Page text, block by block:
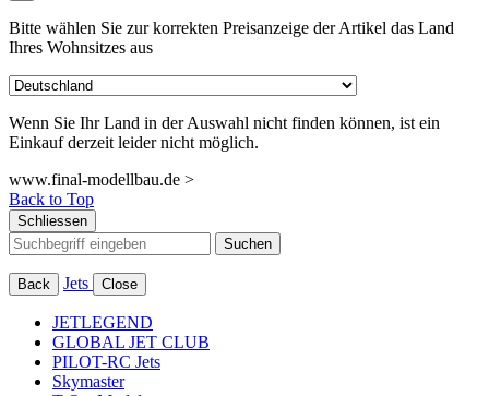
Bitte wählen Sie zur korrekten Preisanzeige der Artikel das Land
Ihres Wohnsitzes aus
Wenn Sie Ihr Land in der Auswahl nicht finden können, ist ein
Einkauf derzeit leider nicht möglich.
www.final-modellbau.de >
Back to Top
Schliessen
Suchen
Back Jets Close
JETLEGEND
GLOBAL JET CLUB
PILOT-RC Jets
Skymaster